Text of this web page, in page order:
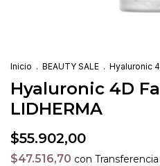
Inicio . BEAUTY SALE . Hyaluronic
Hyaluronic 4D
LIDHERMA
$55.902,00
$47.516,70 con